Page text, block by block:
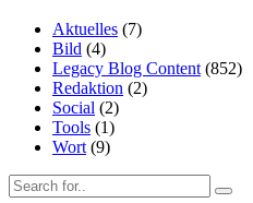
Aktuelles (7)
Bild (4)
Legacy Blog Content (852)
Redaktion (2)
Social (2)
Tools (1)
Wort (9)